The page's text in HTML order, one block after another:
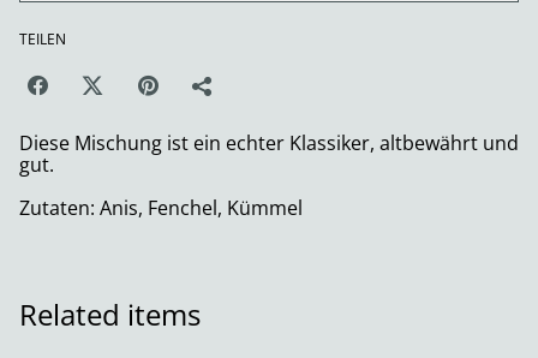
TEILEN
Diese Mischung ist ein echter Klassiker, altbewährt und
gut.
Zutaten: Anis, Fenchel, Kümmel
Related items